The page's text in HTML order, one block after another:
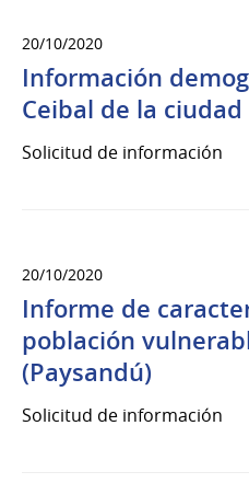
20/10/2020
Información
Ceibal de la
Solicitud de información
20/10/2020
Informe de
población
(Paysandú)
Solicitud de información